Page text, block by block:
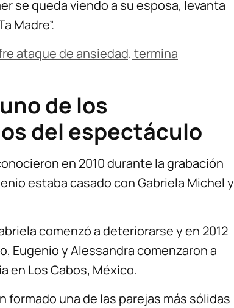
se queda viendo a su esposa, levanta
Madre”.
ataque de ansiedad, termina
de los
del espectáculo
en 2010 durante la grabación
estaba casado con Gabriela Michel y
comenzó a deteriorarse y en 2012
Eugenio y Alessandra comenzaron a
en Los Cabos, México.
formado una de las parejas más sólidas